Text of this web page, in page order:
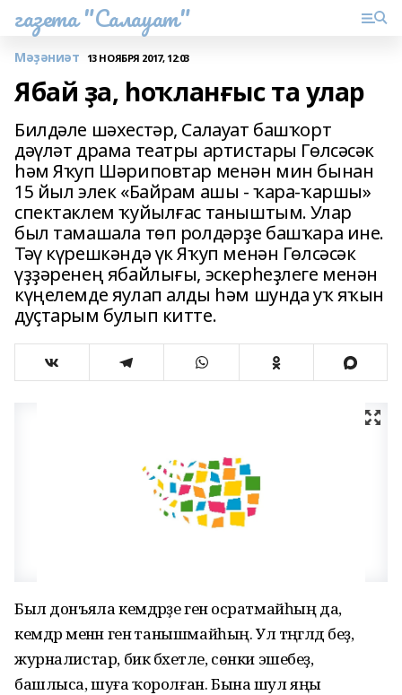
газета "Салауат"
Мәҙәниәт 13 НОЯБРЯ 2017, 12:03
Ябай ҙа, һоҡланғыс та улар
Билдәле шәхестәр, Салауат башҡорт
дәүләт драма театры артистары Гөлсәсәк
һәм Яҡуп Шәриповтар менән мин бынан
15 йыл элек «Байрам ашы - ҡара-ҡаршы»
спектаклем ҡуйылғас таныштым. Улар
был тамашала төп ролдәрҙе башҡара ине.
Тәү күрешкәндә үк Яҡуп менән Гөлсәсәк
үҙҙәренең ябайлығы, эскерһеҙлеге менән
күңелемде яулап алды һәм шунда уҡ яҡын
дуҫтарым булып китте.
Был донъяла кемдәрҙе генә осратмайһың да,
кемдәр менән генә танышмайһың. Ул тәңгәлдә беҙ,
журналистар, бик бәхетле, сөнки эшебеҙ,
башлыса, шуға ҡоролған. Бына шул яңы